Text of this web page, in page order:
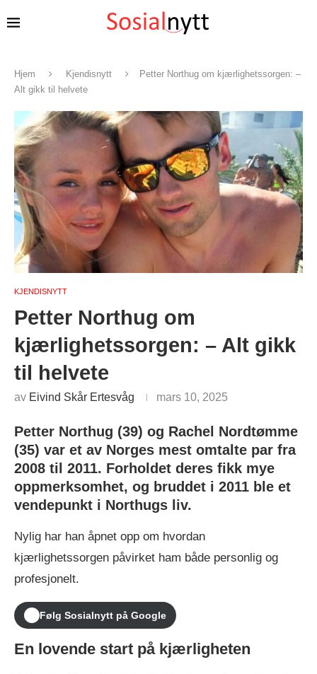
Hjem Kjendisnytt
Petter Northug om kjærlighetssorgen: –
Alt gikk til helvete
KJENDISNYTT
Petter Northug om
kjærlighetssorgen: – Alt gikk
til helvete
av Eivind Skår Ertesvåg mars 10, 2025
​Petter Northug (39) og Rachel Nordtømme
(35) var et av Norges mest omtalte par fra
2008 til 2011. Forholdet deres fikk mye
oppmerksomhet, og bruddet i 2011 ble et
vendepunkt i Northugs liv.
Nylig har han åpnet opp om hvordan
kjærlighetssorgen påvirket ham både personlig og
profesjonelt.​
Følg Sosialnytt på Google
En lovende start på kjærligheten